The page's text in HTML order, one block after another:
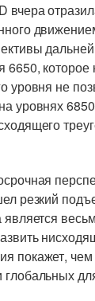
6650,
уровня не
уровнях
резкий
является
покажет, чем